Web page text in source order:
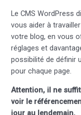
Le CMS WordPress
vous aider à
votre blog, en vous
réglages et
possibilité de définir
pour chaque page.
Attention, il ne
voir le
jour au lendemain.